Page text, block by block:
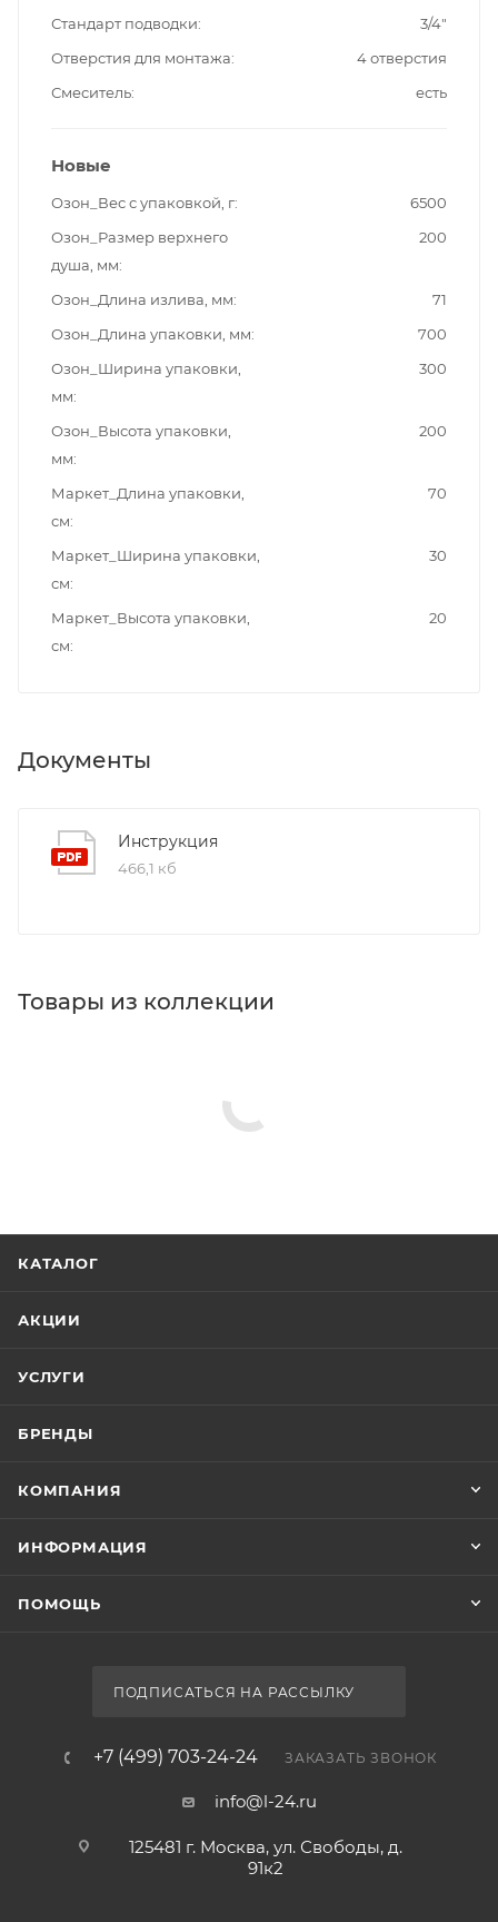
Стандарт подводки
3/4"
Отверстия для монтажа
4 отверстия
Смеситель
есть
Новые
Озон_Вес с упаковкой, г
6500
Озон_Размер верхнего
душа, мм
200
Озон_Длина излива, мм
71
Озон_Длина упаковки, мм
700
Озон_Ширина упаковки,
мм
300
Озон_Высота упаковки,
мм
200
Маркет_Длина упаковки,
см
70
Маркет_Ширина упаковки,
см
30
Маркет_Высота упаковки,
см
20
Документы
Инструкция
466,1 кб
Товары из коллекции
КАТАЛОГ
АКЦИИ
УСЛУГИ
БРЕНДЫ
КОМПАНИЯ
ИНФОРМАЦИЯ
ПОМОЩЬ
ПОДПИСАТЬСЯ НА РАССЫЛКУ
+7 (499) 703-24-24 ЗАКАЗАТЬ ЗВОНОК
info@l-24.ru
125481 г. Москва, ул. Свободы, д.
91к2